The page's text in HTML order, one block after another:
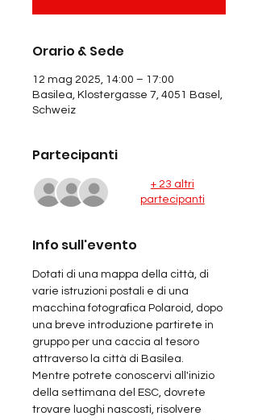
Orario & Sede
12 mag 2025, 14:00 – 17:00
Basilea, Klostergasse 7, 4051 Basel,
Schweiz
Partecipanti
+ 23 altri
partecipanti
Info sull'evento
Dotati di una mappa della città, di
varie istruzioni postali e di una
macchina fotografica Polaroid, dopo
una breve introduzione partirete in
gruppo per una caccia al tesoro
attraverso la città di Basilea.
Mentre potrete conoscervi all'inizio
della settimana del ESC, dovrete
trovare luoghi nascosti, risolvere